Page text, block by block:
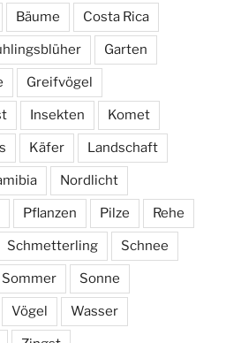
Bäume Costa Rica
Garten
Greifvögel
Insekten Komet
Käfer Landschaft
Nordlicht
Pflanzen Pilze Rehe
Schmetterling Schnee
Sommer Sonne
Vögel Wasser